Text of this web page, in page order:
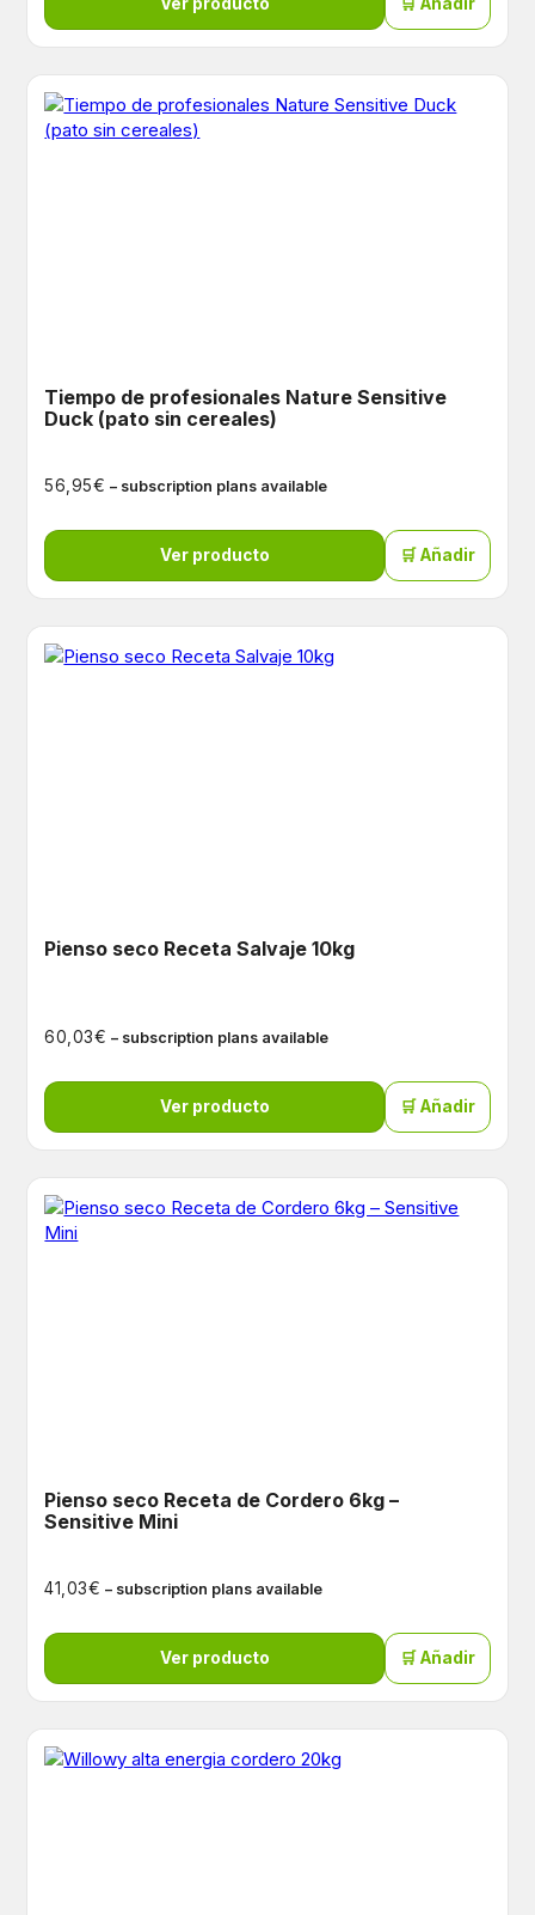
Ver producto 🛒 Añadir
Tiempo de profesionales Nature Sensitive
Duck (pato sin cereales)
56,95€ – subscription plans available
Ver producto 🛒 Añadir
Pienso seco Receta Salvaje 10kg
60,03€ – subscription plans available
Ver producto 🛒 Añadir
Pienso seco Receta de Cordero 6kg –
Sensitive Mini
41,03€ – subscription plans available
Ver producto 🛒 Añadir